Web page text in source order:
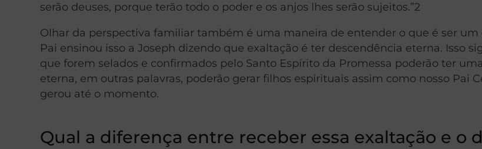
serão deuses, porque terão todo o poder e os anjos lhes serão sujeitos.”2
Olhar da perspectiva familiar também é uma maneira de entender o que é ser um
Pai ensinou isso a Joseph dizendo que exaltação é ter descendência eterna. Isso
que forem selados e confirmados pelo Santo Espírito da Promessa poderão ter
eterna, em outras palavras, poderão gerar filhos espirituais assim como nosso Pai
gerou até o momento.
Qual a diferença entre receber essa exaltação e o